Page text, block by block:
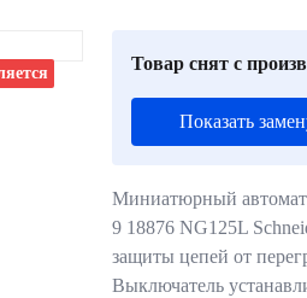
Товар снят с
Показать
Миниатюрный
9 18876 NG125L
защиты цепей от
Выключатель